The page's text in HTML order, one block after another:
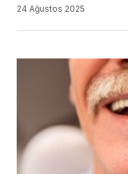
24 Ağustos 2025